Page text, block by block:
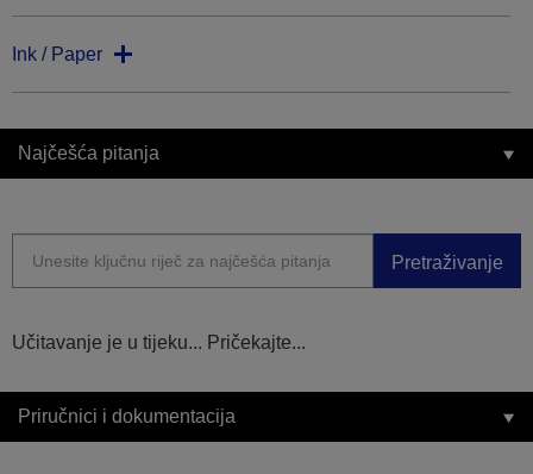
Ink / Paper
Najčešća pitanja
Pretraživanje
Učitavanje je u tijeku... Pričekajte...
Priručnici i dokumentacija